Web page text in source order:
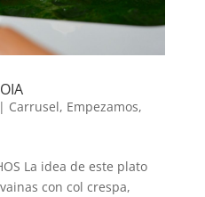
Carrusel, Empezamos,
La idea de este plato
con col crespa,